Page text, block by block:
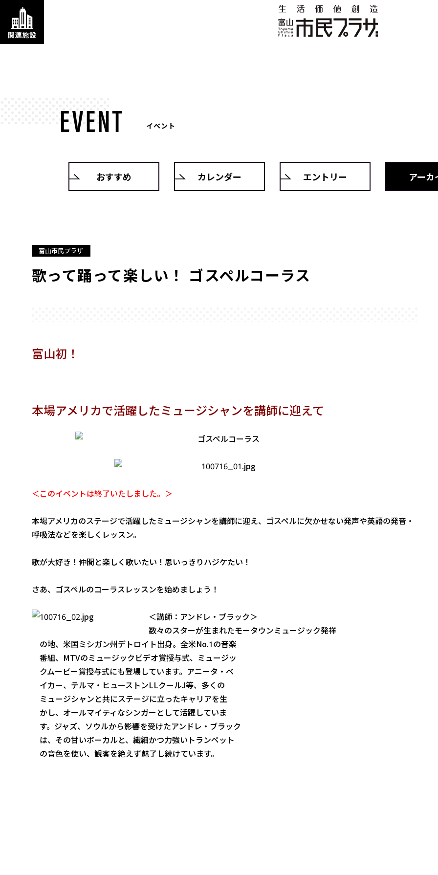
イベント
おすすめ カレンダー エントリー アーカ
歌って踊って楽しい！ ゴスペルコーラス
富山市民プラザ
富山初！
本場アメリカで活躍したミュージシャンを講師に迎えて
＜このイベントは終了いたしました。＞
本場アメリカのステージで活躍したミュージシャンを講師に迎え、ゴスペルに欠かせない発声や英語の発音・
呼吸法などを楽しくレッスン。
歌が大好き！仲間と楽しく歌いたい！思いっきりハジケたい！
さあ、ゴスペルのコーラスレッスンを始めましょう！
＜講師：アンドレ・ブラック＞
数々のスターが生まれたモータウンミュージック発祥
の地、米国ミシガン州デトロイト出身。全米No.1の音楽
番組、MTVのミュージックビデオ賞授与式、ミュージッ
クムービー賞授与式にも登場しています。アニータ・ベ
イカー、テルマ・ヒューストンLLクールJ等、多くの
ミュージシャンと共にステージに立ったキャリアを生
かし、オールマイティなシンガーとして活躍していま
す。ジャズ、ソウルから影響を受けたアンドレ・ブラック
は、その甘いボーカルと、繊細かつ力強いトランペット
の音色を使い、観客を絶えず魅了し続けています。